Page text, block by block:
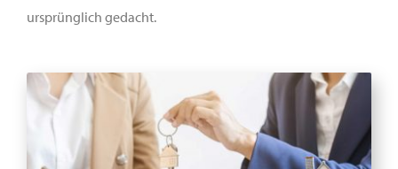
ursprünglich gedacht.